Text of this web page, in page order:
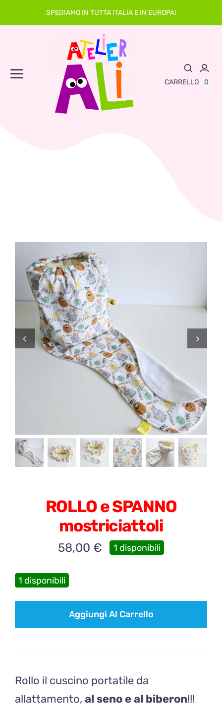
SPEDIAMO IN TUTTA ITALIA E IN EUROPA!
Toggle
Navigation Abbigliamento
Pupazzi
Lista Nascita
Blog
Eventi
Spedizioni
CARRELLO 0
ROLLO e SPANNO
mostriciattoli
58,00 € 1 disponibili
1 disponibili
Aggiungi Al Carrello
Rollo il cuscino portatile da
allattamento, al seno e al biberon!!!